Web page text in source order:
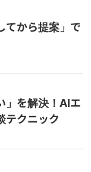
てから提案」で
」を解決！AIエ
テクニック